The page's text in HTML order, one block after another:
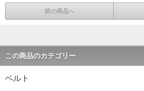
前の商品へ
この商品のカテゴリー
ベルト